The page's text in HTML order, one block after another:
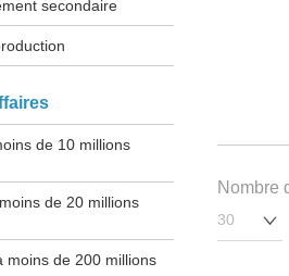
secondaire
de 10 millions
de 20 millions
moins de 200 millions
Nombre